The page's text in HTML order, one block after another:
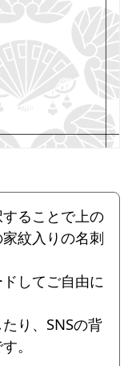
ることで上の
紋入りの名刺
してご自由に
り、SNSの背
。